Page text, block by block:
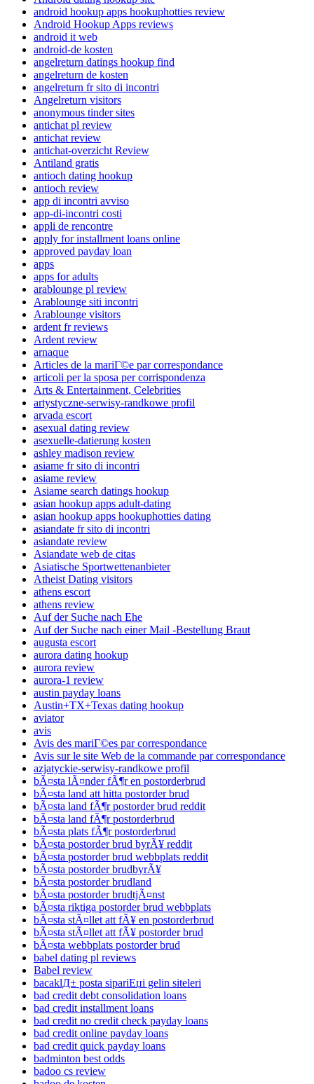
android hookup apps hookuphotties review
Android Hookup Apps reviews
android it web
android-de kosten
angelreturn datings hookup find
angelreturn de kosten
angelreturn fr sito di incontri
Angelreturn visitors
anonymous tinder sites
antichat pl review
antichat review
antichat-overzicht Review
Antiland gratis
antioch dating hookup
antioch review
app di incontri avviso
app-di-incontri costi
appli de rencontre
apply for installment loans online
approved payday loan
apps
apps for adults
arablounge pl review
Arablounge siti incontri
Arablounge visitors
ardent fr reviews
Ardent review
arnaque
Articles de la mariГ©e par correspondance
articoli per la sposa per corrispondenza
Arts & Entertainment, Celebrities
artystyczne-serwisy-randkowe profil
arvada escort
asexual dating review
asexuelle-datierung kosten
ashley madison review
asiame fr sito di incontri
asiame review
Asiame search datings hookup
asian hookup apps adult-dating
asian hookup apps hookuphotties dating
asiandate fr sito di incontri
asiandate review
Asiandate web de citas
Asiatische Sportwettenanbieter
Atheist Dating visitors
athens escort
athens review
Auf der Suche nach Ehe
Auf der Suche nach einer Mail -Bestellung Braut
augusta escort
aurora dating hookup
aurora review
aurora-1 review
austin payday loans
Austin+TX+Texas dating hookup
aviator
avis
Avis des mariГ©es par correspondance
Avis sur le site Web de la commande par correspondance
azjatyckie-serwisy-randkowe profil
bÃ¤sta lÃ¤nder fÃ¶r en postorderbrud
bÃ¤sta land att hitta postorder brud
bÃ¤sta land fÃ¶r postorder brud reddit
bÃ¤sta land fÃ¶r postorderbrud
bÃ¤sta plats fÃ¶r postorderbrud
bÃ¤sta postorder brud byrÃ¥ reddit
bÃ¤sta postorder brud webbplats reddit
bÃ¤sta postorder brudbyrÃ¥
bÃ¤sta postorder brudland
bÃ¤sta postorder brudtjÃ¤nst
bÃ¤sta riktiga postorder brud webbplats
bÃ¤sta stÃ¤llet att fÃ¥ en postorderbrud
bÃ¤sta stÃ¤llet att fÃ¥ postorder brud
bÃ¤sta webbplats postorder brud
babel dating pl reviews
Babel review
bacaklД± posta sipariЕџi gelin siteleri
bad credit debt consolidation loans
bad credit installment loans
bad credit no credit check payday loans
bad credit online payday loans
bad credit quick payday loans
badminton best odds
badoo cs review